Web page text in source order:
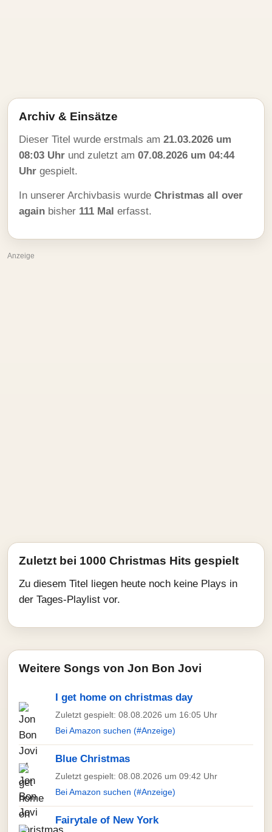
Archiv & Einsätze
Dieser Titel wurde erstmals am 21.03.2026 um
08:03 Uhr und zuletzt am 07.08.2026 um 04:44
Uhr gespielt.
In unserer Archivbasis wurde Christmas all over
again bisher 111 Mal erfasst.
Anzeige
Zuletzt bei 1000 Christmas Hits gespielt
Zu diesem Titel liegen heute noch keine Plays in
der Tages-Playlist vor.
Weitere Songs von Jon Bon Jovi
I get home on christmas day
Zuletzt gespielt: 08.08.2026 um 16:05 Uhr
Bei Amazon suchen (#Anzeige)
Blue Christmas
Zuletzt gespielt: 08.08.2026 um 09:42 Uhr
Bei Amazon suchen (#Anzeige)
Fairytale of New York